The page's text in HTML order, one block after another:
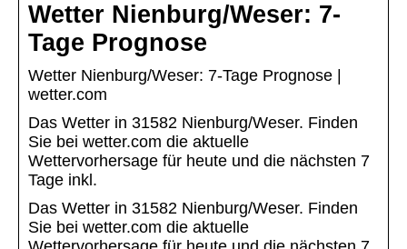
Wetter Nienburg/Weser: 7-
Tage Prognose
Wetter Nienburg/Weser: 7-Tage Prognose |
wetter.com
Das Wetter in 31582 Nienburg/Weser. Finden
Sie bei wetter.com die aktuelle
Wettervorhersage für heute und die nächsten 7
Tage inkl.
Das Wetter in 31582 Nienburg/Weser. Finden
Sie bei wetter.com die aktuelle